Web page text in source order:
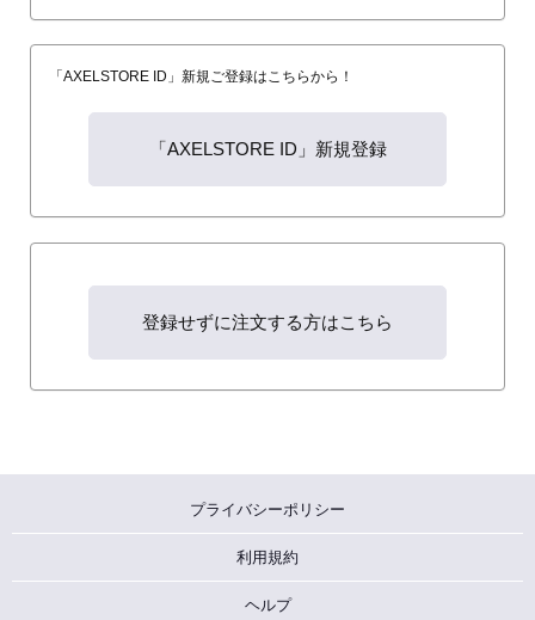
「AXELSTORE ID」新規ご登録はこちらから！